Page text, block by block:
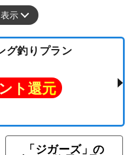
示
グ釣りプラン
ト還元
「ジガーズ」の